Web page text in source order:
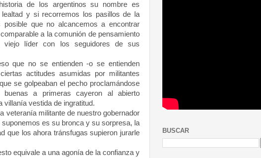
de los argentinos su nombre es
lealtad y si recorremos los pasillos de la
posible que no alcancemos a encontrar
a la comunión de pensamiento
viejo líder con los seguidores de sus
que no se entienden -o se entienden
actitudes asumidas por militantes
se golpeaban el pecho proclamándose
buenas a primeras cayeron al abierto
villanía vestida de ingratitud.
veteranía militante de nuestro gobernador
es su bronca y su sorpresa, la
que los ahora tránsfugas supieron jurarle
equivale a una agonía de la confianza y
BUSCAR